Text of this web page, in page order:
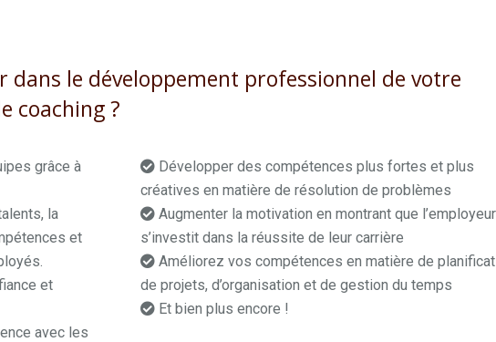
dans le développement professionnel de votre
coaching ?
grâce à
la
et
et
avec les
Développer des compétences plus fortes et plus
créatives en matière de résolution de problèmes
Augmenter la motivation en montrant que l’employeur
s’investit dans la réussite de leur carrière
Améliorez vos compétences en matière de
de projets, d’organisation et de gestion du temps
Et bien plus encore !